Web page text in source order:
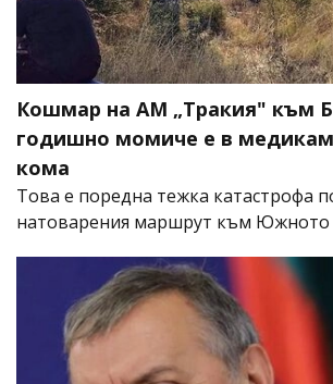
Кошмар на АМ „Тракия" към
годишно момиче е в
кома
Това е поредна тежка катастрофа
натоварения маршрут към